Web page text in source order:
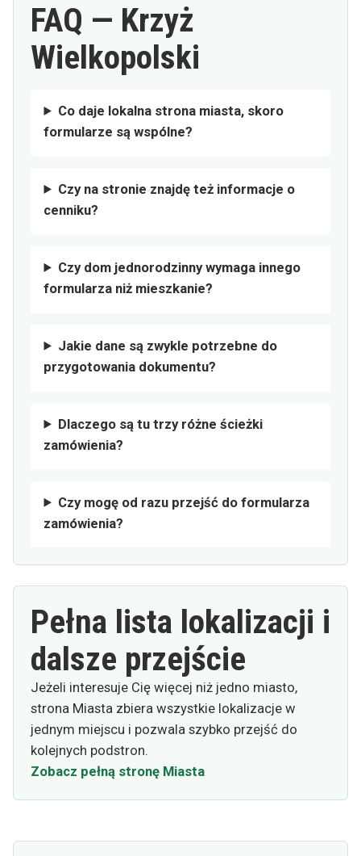
FAQ — Krzyż
Wielkopolski
Co daje lokalna strona miasta, skoro
formularze są wspólne?
Czy na stronie znajdę też informacje o
cenniku?
Czy dom jednorodzinny wymaga innego
formularza niż mieszkanie?
Jakie dane są zwykle potrzebne do
przygotowania dokumentu?
Dlaczego są tu trzy różne ścieżki
zamówienia?
Czy mogę od razu przejść do formularza
zamówienia?
Pełna lista lokalizacji i
dalsze przejście
Jeżeli interesuje Cię więcej niż jedno miasto,
strona Miasta zbiera wszystkie lokalizacje w
jednym miejscu i pozwala szybko przejść do
kolejnych podstron.
Zobacz pełną stronę Miasta